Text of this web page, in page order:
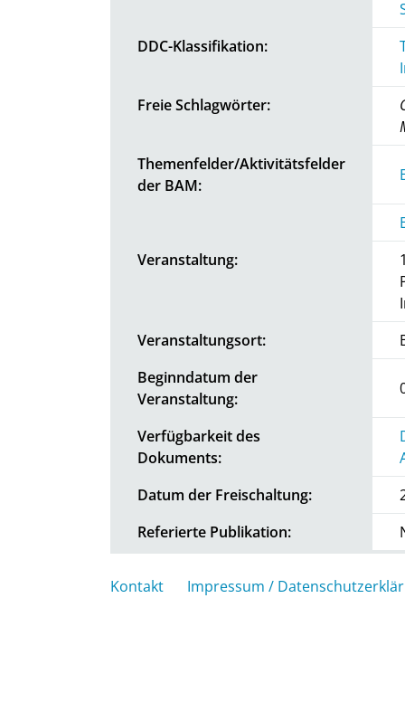
DDC-Klassifikation:
Freie Schlagwörter:
Themenfelder/Aktivitätsfelder
der BAM:
Veranstaltung:
Veranstaltungsort:
Beginndatum der
Veranstaltung:
Verfügbarkeit des
Dokuments:
Datum der Freischaltung:
Referierte Publikation:
Kontakt Impressum /